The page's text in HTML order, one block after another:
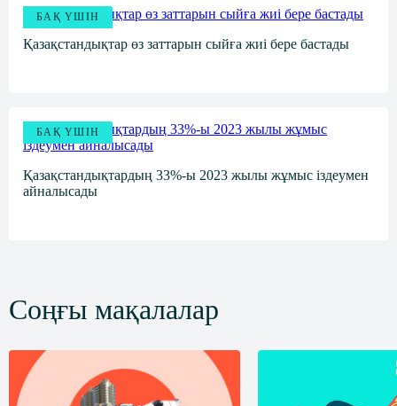
i
БАҚ ҮШІН
Қазақстандықтар өз заттарын сыйға жиі бере бастады
БАҚ ҮШІН
Қазақстандықтардың 33%-ы 2023 жылы жұмыс іздеумен
айналысады
Соңғы мақалалар